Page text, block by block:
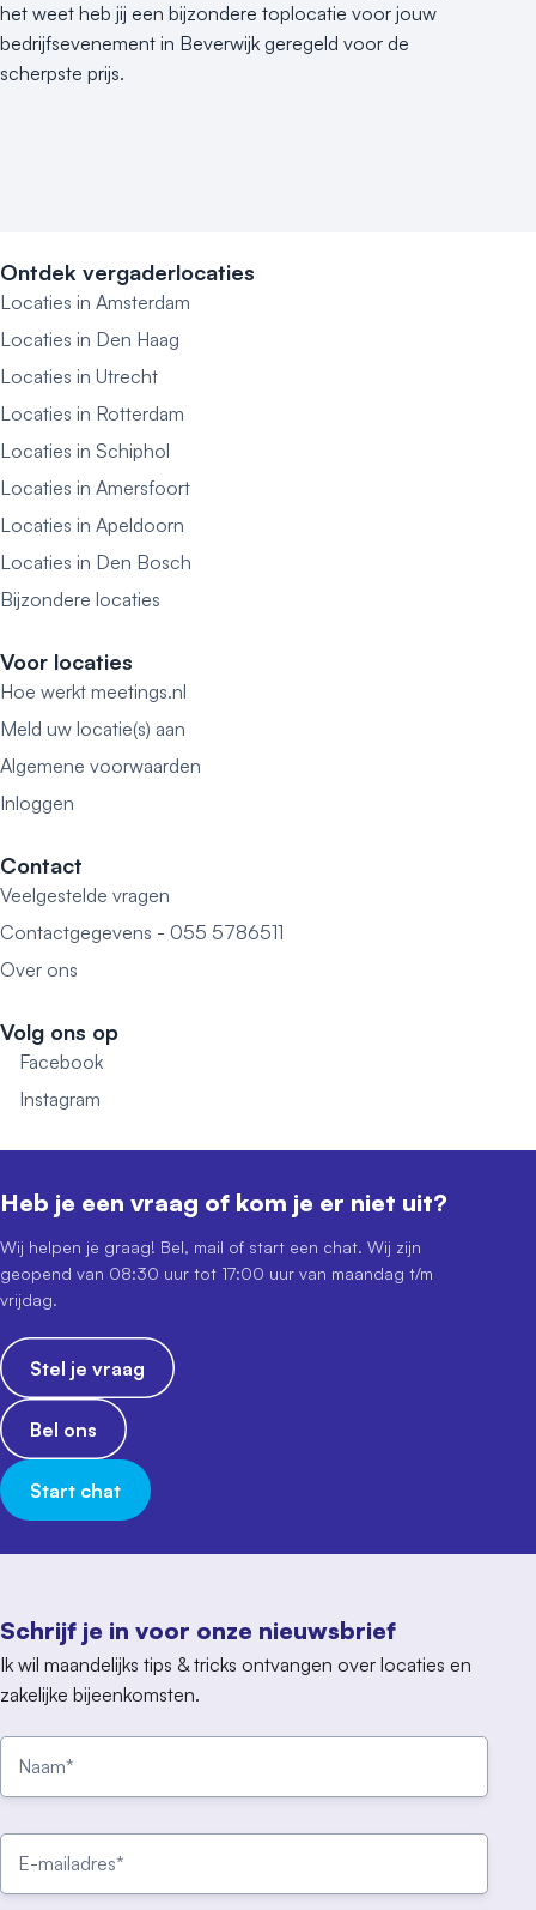
het weet heb jij een bijzondere toplocatie voor jouw
bedrijfsevenement in Beverwijk geregeld voor de
scherpste prijs.
Ontdek vergaderlocaties
Locaties in Amsterdam
Locaties in Den Haag
Locaties in Utrecht
Locaties in Rotterdam
Locaties in Schiphol
Locaties in Amersfoort
Locaties in Apeldoorn
Locaties in Den Bosch
Bijzondere locaties
Voor locaties
Hoe werkt meetings.nl
Meld uw locatie(s) aan
Algemene voorwaarden
Inloggen
Contact
Veelgestelde vragen
Contactgegevens - 055 5786511
Over ons
Volg ons op
Facebook
Instagram
Schrijf je in voor onze nieuwsbrief
Ik wil maandelijks tips & tricks ontvangen over locaties en
zakelijke bijeenkomsten.
Heb je een vraag of kom je er niet uit?
Wij helpen je graag! Bel, mail of start een chat. Wij zijn
geopend van 08:30 uur tot 17:00 uur van maandag t/m
vrijdag.
Stel je vraag
Bel ons
Start chat